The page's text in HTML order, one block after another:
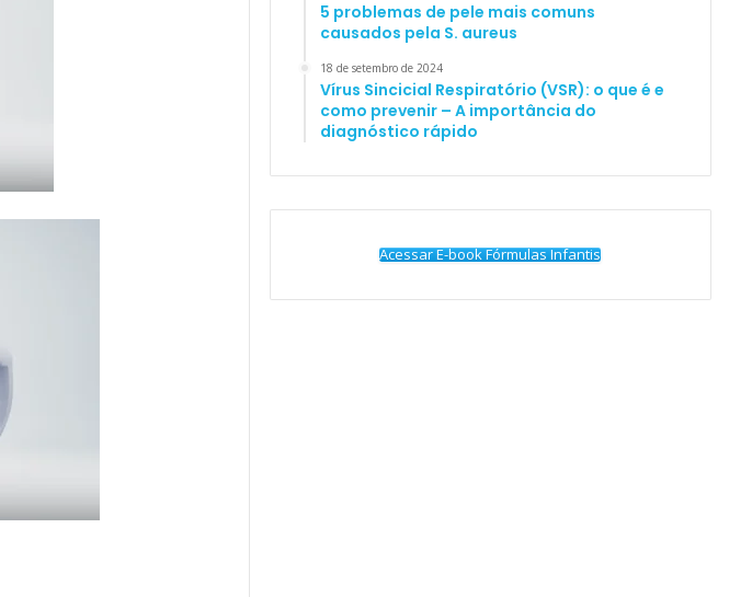
5 problemas de pele mais comuns
causados pela S. aureus
18 de setembro de 2024
Vírus Sincicial Respiratório (VSR): o que é e
como prevenir – A importância do
diagnóstico rápido
Acessar E-book Fórmulas Infantis